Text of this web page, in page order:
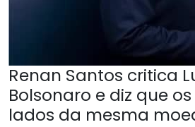
Renan Santos critica
Bolsonaro e diz que
lados da mesma